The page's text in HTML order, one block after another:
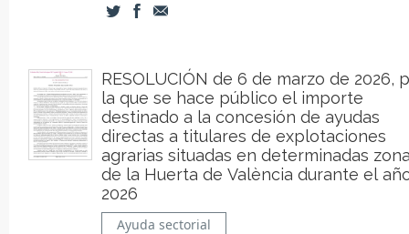
RESOLUCIÓN de 6 de marzo de 2026,
la que se hace público el importe
destinado a la concesión de ayudas
directas a titulares de explotaciones
agrarias situadas en determinadas
de la Huerta de València durante el
2026
Ayuda sectorial